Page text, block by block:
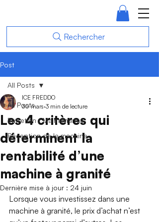
Rechercher
Post
All Posts
Entretien / Maintenance
Réception de la machine
All Posts
Les 4 critères qui
déterminent la
rentabilité d’une
machine à granité
ICE FREDDO
30 mars 3 min de lecture
Dernière mise à jour : 24 juin
Lorsque vous investissez dans une
machine à granité, le prix d’achat n’est